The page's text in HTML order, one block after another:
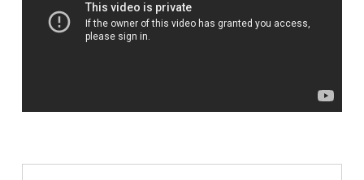
Skip back to main navigation
Навігація записів